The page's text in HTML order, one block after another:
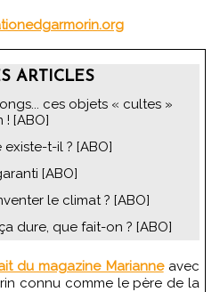
ARTICLES
ces objets « cultes »
[ABO]
t-il ? [ABO]
[ABO]
le climat ? [ABO]
dure, que fait-on ? [ABO]
du magazine Marianneavec
connu comme le père de la